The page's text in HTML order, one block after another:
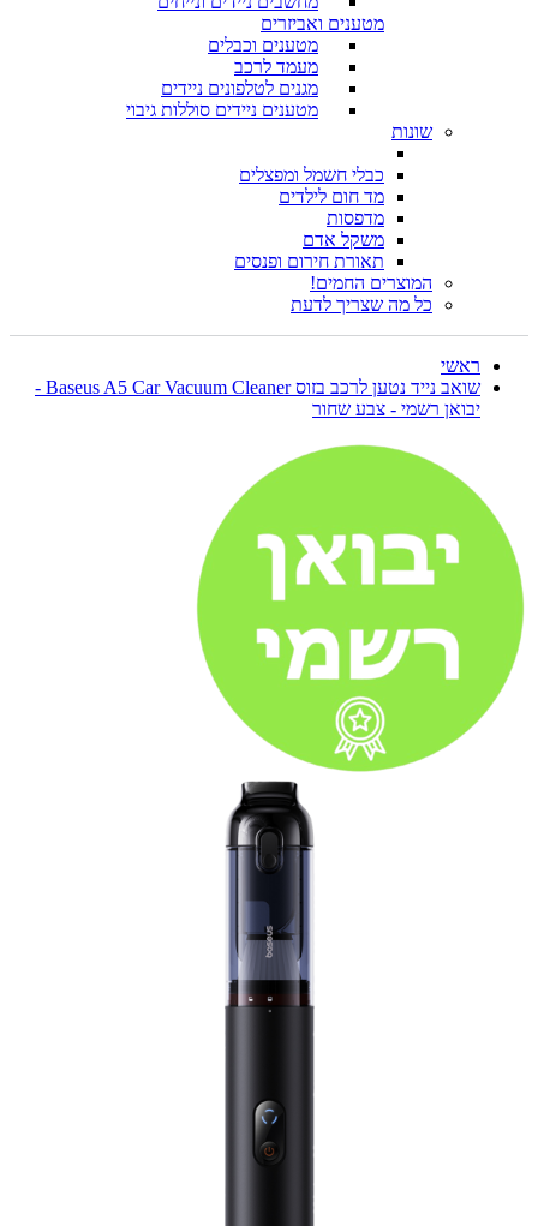
מטענים ואביזרים
מטענים וכבלים
מעמד לרכב
מגנים לטלפונים ניידים
מטענים ניידים סוללות גיבוי
שונות
כבלי חשמל ומפצלים
מד חום לילדים
מדפסות
משקל אדם
תאורת חירום ופנסים
המוצרים החמים!
כל מה שצריך לדעת
ראשי
שואב נייד נטען לרכב בזוס Baseus A5 Car Vacuum Cleaner -
יבואן רשמי - צבע שחור